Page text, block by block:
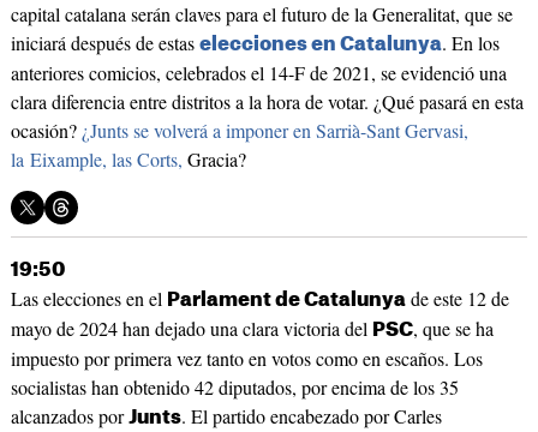
capital catalana serán claves para el futuro de la Generalitat, que se
iniciará después de estas elecciones en Catalunya. En los
anteriores comicios, celebrados el 14-F de 2021, se evidenció una
clara diferencia entre distritos a la hora de votar. ¿Qué pasará en esta
ocasión?¿Junts se volverá a imponer en Sarrià-Sant Gervasi,
la Eixample, las Corts, Gracia?
19:50
Las elecciones en el Parlament de Catalunyade este 12 de
mayo de 2024 han dejado una clara victoria del PSC, que se ha
impuesto por primera vez tanto en votos como en escaños. Los
socialistas han obtenido 42 diputados, por encima de los 35
alcanzados porJunts. El partido encabezado por Carles